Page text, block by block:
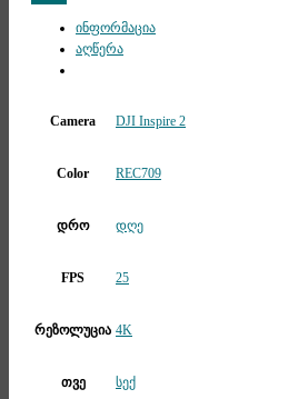
Telegramინფორმაცია
აღწერა
Camera DJI Inspire 2
Color REC709
დრო დღე
FPS 25
რეზოლუცია 4K
თვე სექ